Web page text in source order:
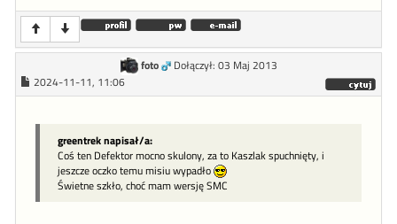
foto
Dołączył: 03 Maj 2013
2024-11-11, 11:06
greentrek napisał/a:
Coś ten Defektor mocno skulony, za to Kaszlak spuchnięty, i
jeszcze oczko temu misiu wypadło
Świetne szkło, choć mam wersję SMC